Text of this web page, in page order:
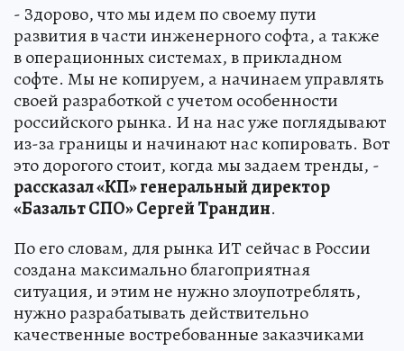
- Здорово, что мы идем по своему пути
развития в части инженерного софта, а также
в операционных системах, в прикладном
софте. Мы не копируем, а начинаем управлять
своей разработкой с учетом особенности
российского рынка. И на нас уже поглядывают
из-за границы и начинают нас копировать. Вот
это дорогого стоит, когда мы задаем тренды, -
рассказал «КП» генеральный директор
«Базальт СПО» Сергей Трандин.
По его словам, для рынка ИТ сейчас в России
создана максимально благоприятная
ситуация, и этим не нужно злоупотреблять,
нужно разрабатывать действительно
качественные востребованные заказчиками